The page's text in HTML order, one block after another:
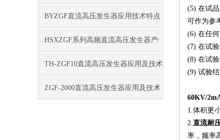
BYZGF直流高压发生器应用技术特点
HSXZGF系列高频直流高压发生器产
品特点
TH-ZGF10直流高压发生器应用及技术
特点
ZGF-2000直流高压发生器应用及技术
(5) 在试
可作为参
(6) 在任
(7) 在试
(8) 在试
(9) 试验
60KV/
1.体积更
2.直流耐
率，频率